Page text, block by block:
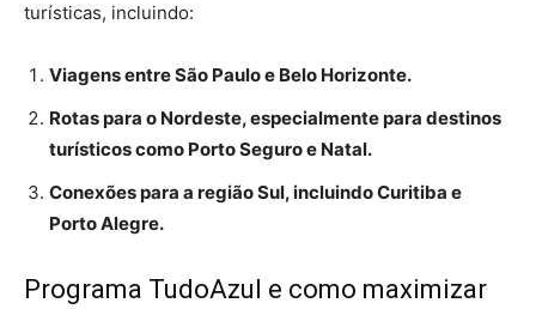
turísticas, incluindo:
Viagens entre São Paulo e Belo Horizonte.
Rotas para o Nordeste, especialmente para destinos
turísticos como Porto Seguro e Natal.
Conexões para a região Sul, incluindo Curitiba e
Porto Alegre.
Programa TudoAzul e como maximizar